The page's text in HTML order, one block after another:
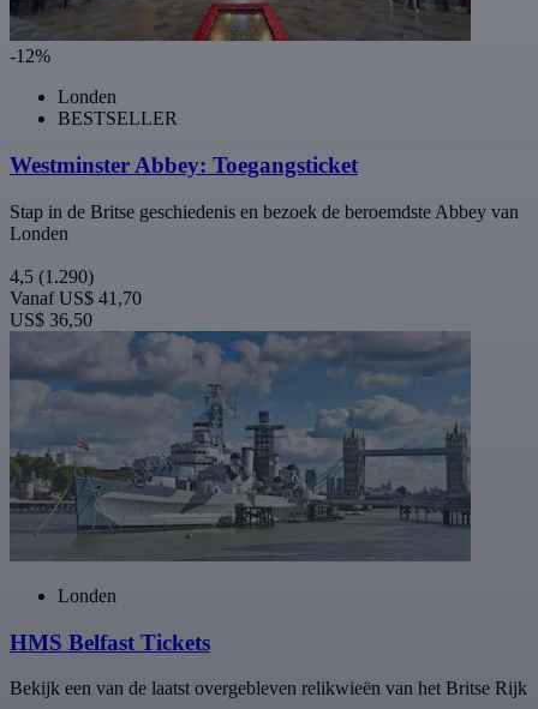
-12%
Londen
BESTSELLER
Westminster Abbey: Toegangsticket
Stap in de Britse geschiedenis en bezoek de beroemdste Abbey van
Londen
4,5 (1.290)
Vanaf US$ 41,70
US$ 36,50
Londen
HMS Belfast Tickets
Bekijk een van de laatst overgebleven relikwieën van het Britse Rijk